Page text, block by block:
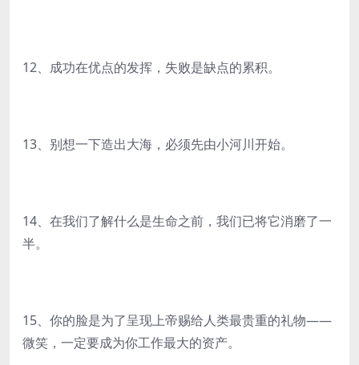
12、成功在优点的发挥，失败是缺点的累积。
13、别想一下造出大海，必须先由小河川开始。
14、在我们了解什么是生命之前，我们已将它消磨了一
半。
15、你的脸是为了呈现上帝赐给人类最贵重的礼物——
微笑，一定要成为你工作最大的资产。